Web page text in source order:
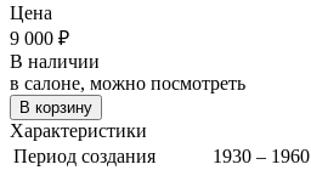
Цена
9 000 ₽
В наличии
в салоне, можно посмотреть
В корзину
Характеристики
Период создания
1930 – 1960